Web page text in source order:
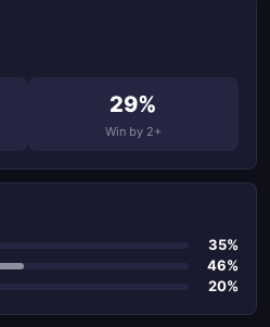
29%
Win by 2+
35%
46%
20%